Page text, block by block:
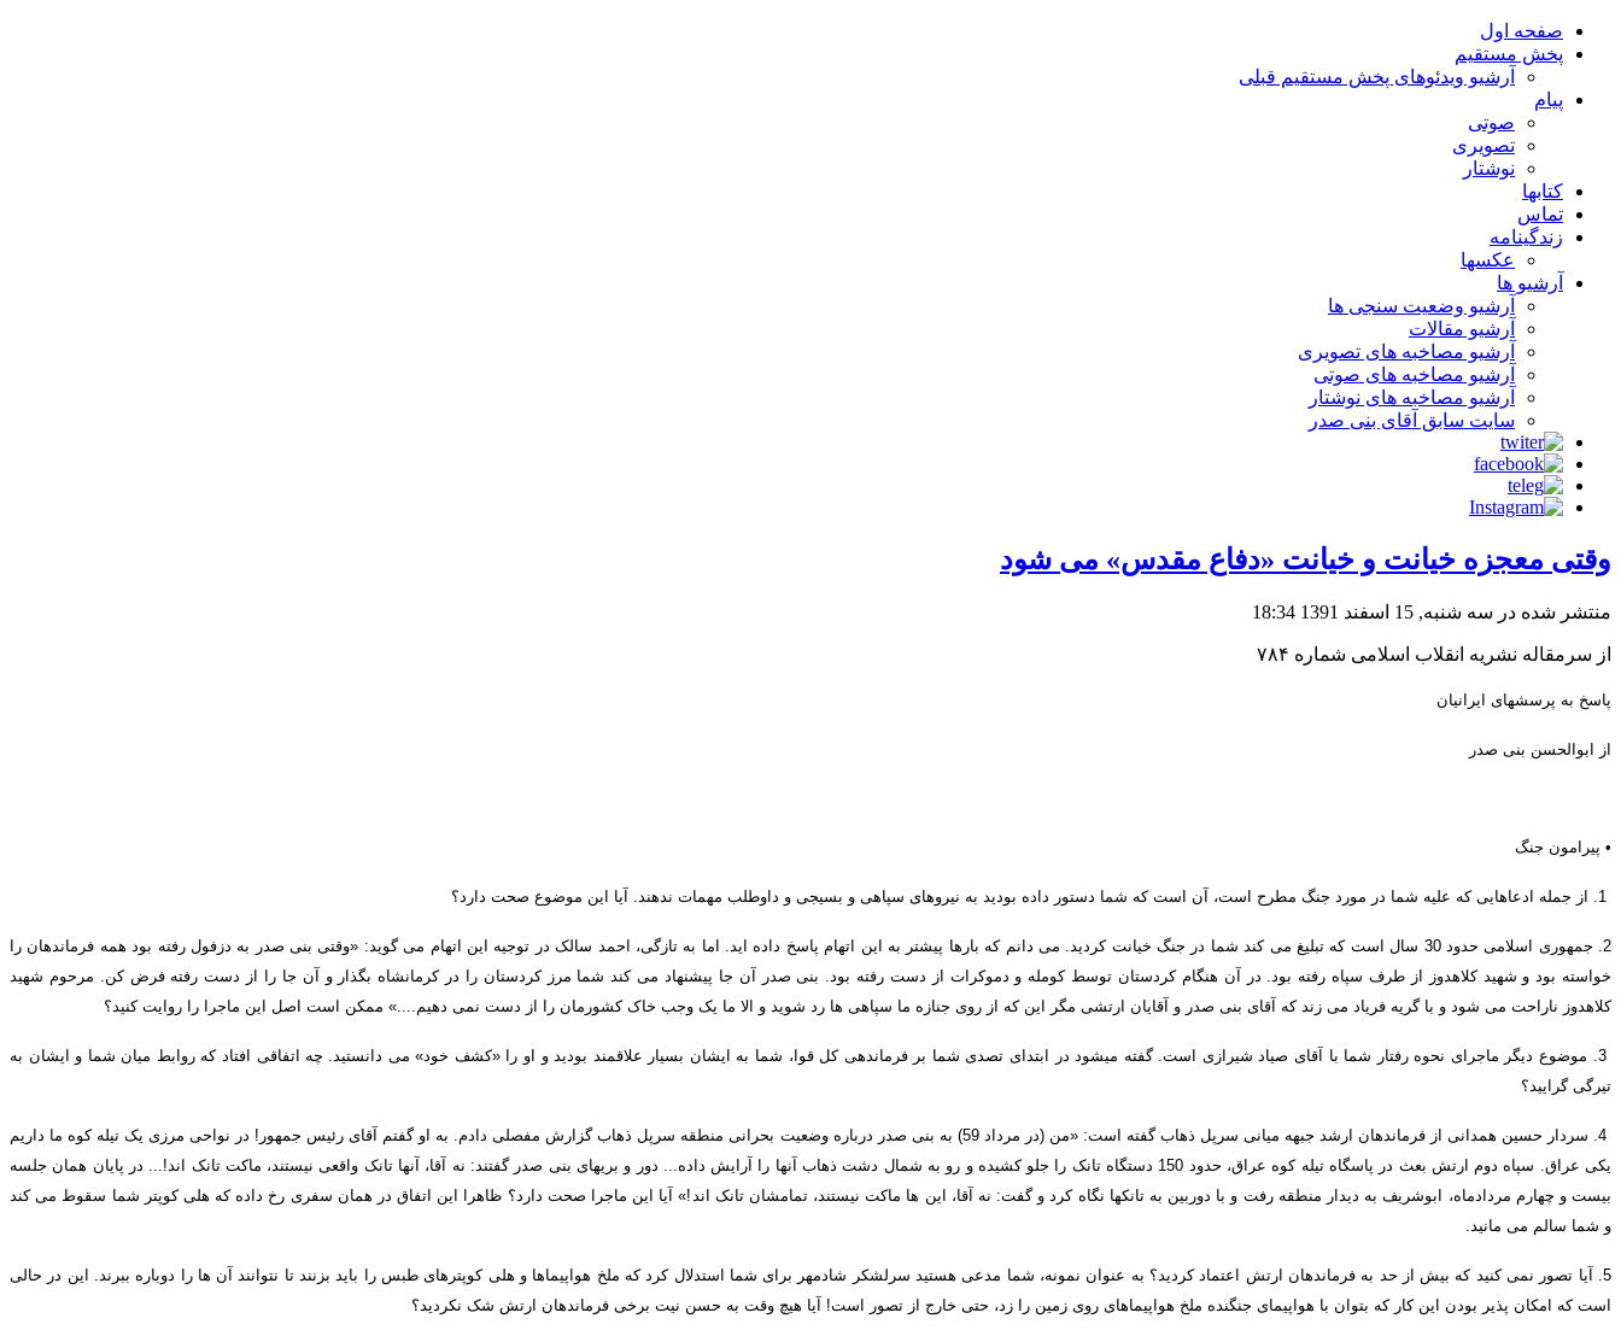
صفحه اول
پخش مستقیم
آرشیو ویدئوهای پخش مستقیم قبلی
پیام
صوتی
تصویری
نوشتار
کتابها
تماس
زندگینامه
عکسها
آرشیو ها
آرشیو وضعیت سنجی ها
آرشیو مقالات
آرشیو مصاخبه های تصویری
آرشیو مصاخبه های صوتی
آرشیو مصاخبه های نوشتار
سایت سابق آقای بنی صدر
وقتی معجزه خیانت و خیانت «دفاع مقدس» می شود
منتشر شده در سه شنبه, 15 اسفند 1391 18:34
از سرمقاله نشریه انقلاب اسلامی شماره ۷۸۴
پاسخ به پرسشهای ایرانیان
از ابوالحسن بنی صدر
• پیرامون جنگ
1. از جمله ادعاهایی که علیه شما در مورد جنگ مطرح است، آن است که شما دستور داده بودید به نیروهای سپاهی و بسیجی و داوطلب مهمات ندهند آیا این موضوع صحت دارد؟
2. جمهوری اسلامی حدود30 سال است که تبلیغ می کند شما در جنگ خیانت کردید می دانم که بارها پیشتر به این اتهام پاسخ داده اید اما به تازگی، احمد سالک در توجیه این اتهام می گوید : «وقتی بنی صدر به دزفول رفته بود همه فرماندهان را
خواسته بود و شهید کلاهدوز از طرف سپاه رفته بود
در آن هنگام کردستان توسط کومله و دموکرات از دست رفته بود بنی صدر آن جا پیشنهاد می کند شما مرز کردستان را در کرمانشاه بگذار و آن جا را از دست رفته فرض کن
مرحوم شهید
کلاهدوز ناراحت می شود و با گریه فریاد می زند که آقای بنی صدر و آقایان ارتشی مگر این که از روی جنازه ما سپاهی ها رد شوید و الا ما یک وجب خاک کشورمان را از دست نمی دهیم
....» ممکن است اصل این ماجرا را روایت کنید؟
3. موضوع دیگر ماجرای نحوه رفتار شما با آقای صیاد شیرازی است.گفته میشود در ابتدای تصدی شما بر فرماندهی کل قوا، شما به ایشان بسیار علاقمند بودید و او را«کشف خود» می دانستید
چه اتفاقی افتاد که روابط میان شما و ایشان به
تیرگی گرایید؟
4. سردار حسین همدانی از فرماندهان ارشد جبهه میانی سرپل ذهاب گفته است: «من(در مرداد59) به بنی صدر درباره وضعیت بحرانی منطقه سرپل ذهاب گزارش مفصلی دادم به او گفتم آقای رئیس جمهور ! در نواحی مرزی یک تیله کوه ما داریم
یکی عراق
سپاه دوم ارتش بعث در پاسگاه تیله کوه عراق، حدود 150 دستگاه تانک را جلو کشیده و رو به شمال دشت ذهاب آنها را آرایش داده دور و بریهای بنی صدر گفتند : نه آقا، آنها تانک واقعی نیستند، ماکت تانک اند !... در پایان همان جلسه
بیست و چهارم مردادماه، ابوشریف به دیدار منطقه رفت و با دوربین به تانکها نگاه کرد و گفت: نه آقا، این ها ماکت نیستند، تمامشان تانک اند !» آیا این ماجرا صحت دارد؟ ظاهرا این اتفاق در همان سفری رخ داده که هلی کوپتر شما سقوط می کند
و شما سالم می مانید
5. آیا تصور نمی کنید که بیش از حد به فرماندهان ارتش اعتماد کردید؟ به عنوان نمونه، شما مدعی هستید سرلشکر شادمهر برای شما استدلال کرد که ملخ هواپیماها و هلی کوپترهای طبس را باید بزنند تا نتوانند آن ها را دوباره ببرند
این در حالی
است که امکان پذیر بودن این کار که بتوان با هواپیمای جنگنده ملخ هواپیماهای روی زمین را زد، حتی خارج از تصور است! آیا هیچ وقت به حسن نیت برخی فرماندهان ارتش شک نکردید؟